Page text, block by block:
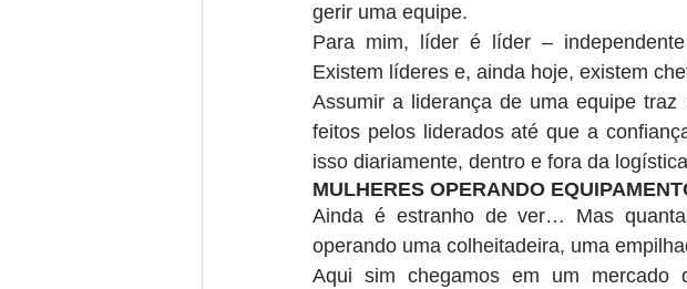
gerir uma equipe.
Para mim, líder é líder –
Existem líderes e, ainda hoje, existem
Assumir a liderança de uma equipe
feitos pelos liderados até que a
isso diariamente, dentro e fora da
MULHERES OPERANDO
Ainda é estranho de ver… Mas
operando uma colheitadeira, uma
Aqui sim chegamos em um mercado